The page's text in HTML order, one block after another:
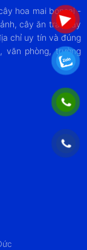
hoa mai bonsai -
cây ăn trái, cây
chỉ uy tín và đúng
văn phòng, trường